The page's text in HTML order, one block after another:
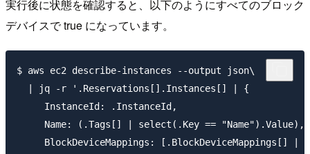
実行後に状態を確認すると、以下のようにすべてのブロック
デバイスで true になっています。
$ aws ec2 describe-instances --output json\
  | jq -r '.Reservations[].Instances[] | {
     InstanceId: .InstanceId,
     Name: (.Tags[] | select(.Key == "Name").Value),
BlockDeviceMappings: [.BlockDeviceMappings[] |